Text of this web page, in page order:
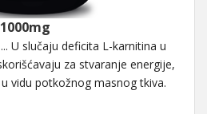
U slučaju deficita L-karnitina u
za stvaranje energije,
vidu potkožnog masnog tkiva.